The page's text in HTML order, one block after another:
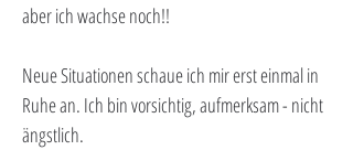
aber ich wachse noch!!
Neue Situationen schaue ich mir erst einmal in
Ruhe an. Ich bin vorsichtig, aufmerksam - nicht
ängstlich.